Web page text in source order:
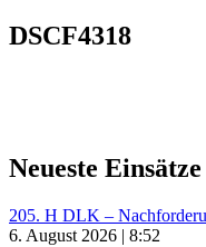
DSCF4318
Neueste Einsätze
205. H DLK –
6. August 2026 | 8:52